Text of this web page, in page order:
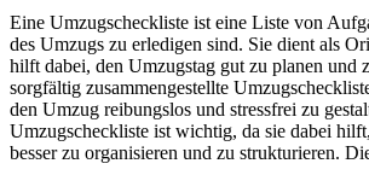
Eine Umzugscheckliste ist eine Liste von
des Umzugs zu erledigen sind. Sie dient als
hilft dabei, den Umzugstag gut zu planen und
sorgfältig zusammengestellte
den Umzug reibungslos und stressfrei zu
Umzugscheckliste ist wichtig, da sie dabei
besser zu organisieren und zu strukturieren.